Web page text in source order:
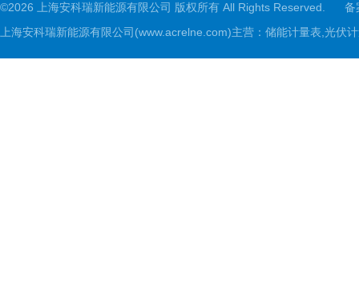
©2026 上海安科瑞新能源有限公司 版权所有 All Rights Reserved.
备
上海安科瑞新能源有限公司(www.acrelne.com)主营：储能计量表,光伏